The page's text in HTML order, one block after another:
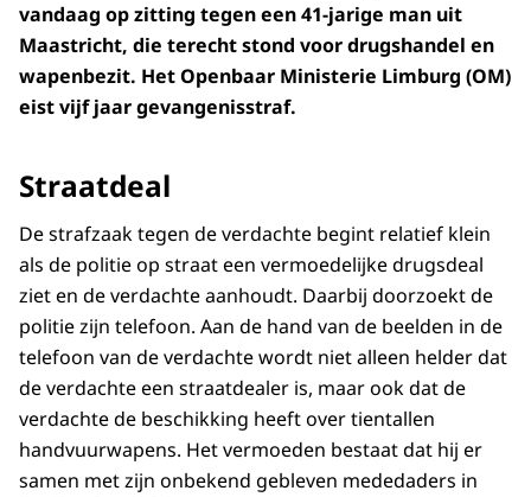
vandaag op zitting tegen een 41-jarige man uit
Maastricht, die terecht stond voor drugshandel en
wapenbezit. Het Openbaar Ministerie Limburg (OM)
eist vijf jaar gevangenisstraf.
Straatdeal
De strafzaak tegen de verdachte begint relatief klein
als de politie op straat een vermoedelijke drugsdeal
ziet en de verdachte aanhoudt. Daarbij doorzoekt de
politie zijn telefoon. Aan de hand van de beelden in de
telefoon van de verdachte wordt niet alleen helder dat
de verdachte een straatdealer is, maar ook dat de
verdachte de beschikking heeft over tientallen
handvuurwapens. Het vermoeden bestaat dat hij er
samen met zijn onbekend gebleven mededaders in